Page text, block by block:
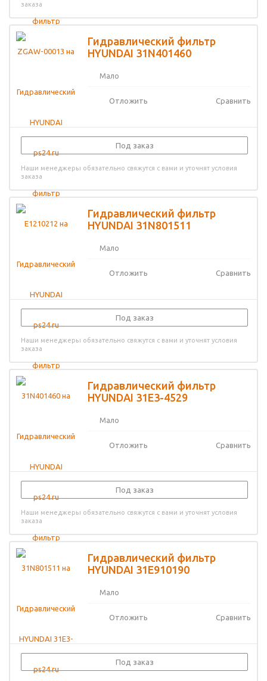
заказа
Гидравлический фильтр
HYUNDAI 31N401460
Мало
Отложить Сравнить
Под заказ
Наши менеджеры обязательно свяжутся с вами и уточнят условия
заказа
Гидравлический фильтр
HYUNDAI 31N801511
Мало
Отложить Сравнить
Под заказ
Наши менеджеры обязательно свяжутся с вами и уточнят условия
заказа
Гидравлический фильтр
HYUNDAI 31E3-4529
Мало
Отложить Сравнить
Под заказ
Наши менеджеры обязательно свяжутся с вами и уточнят условия
заказа
Гидравлический фильтр
HYUNDAI 31E910190
Мало
Отложить Сравнить
Под заказ